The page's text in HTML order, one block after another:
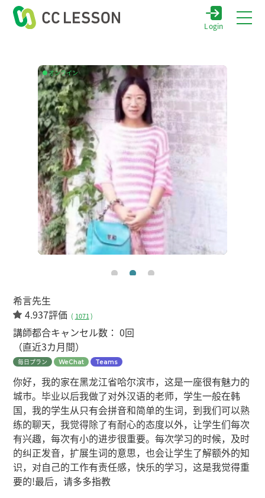
Login
オンライン
希言先生
4.937評価 ( 1071 )
講師都合キャンセル数：0回
（直近3カ月間）
毎日プラン WeChat Teams
你好，我的家在黑龙江省哈尔滨市，这是一座很有魅力的
城市。毕业以后我做了对外汉语的老师，学生一般在韩
国，我的学生从只有会拼音和简单的生词，到我们可以熟
练的聊天，我觉得除了有耐心的态度以外，让学生们每次
有兴趣，每次有小的进步很重要。每次学习的时候，及时
的纠正发音，扩展生词的意思，也会让学生了解额外的知
识，对自己的工作有责任感，快乐的学习，这是我觉得重
要的!最后，请多多指教